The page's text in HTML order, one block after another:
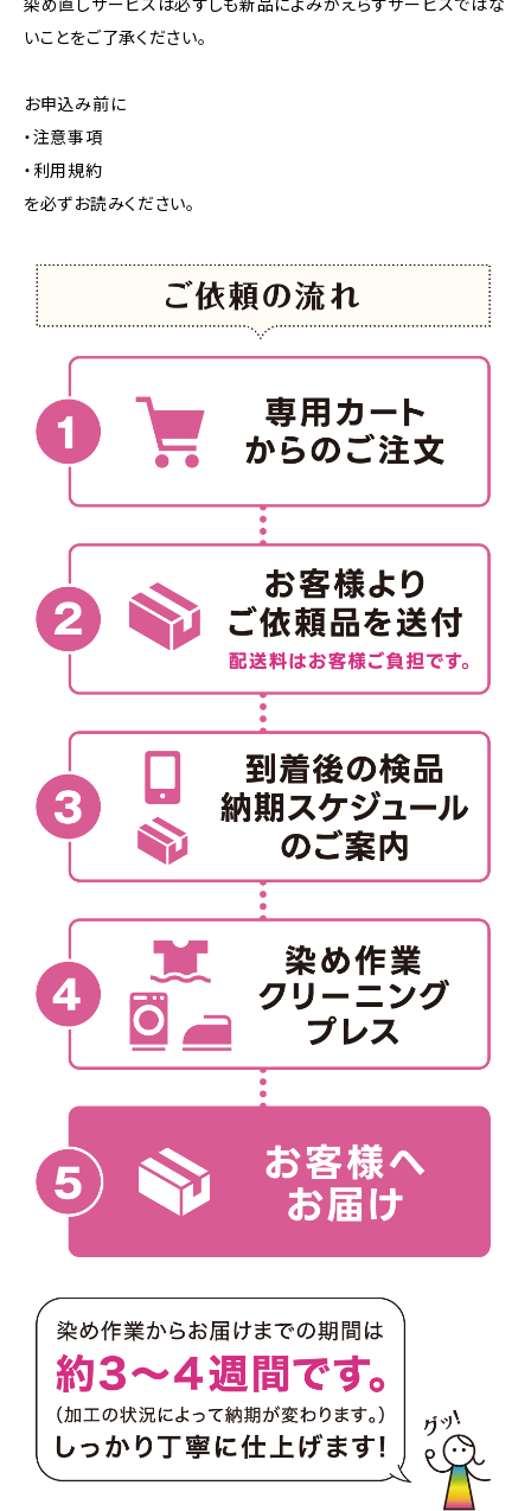
染め直しサービスは必ずしも新品によみがえらすサービスではな
いことをご了承ください。
お申込み前に
・注意事項
・利用規約
を必ずお読みください。